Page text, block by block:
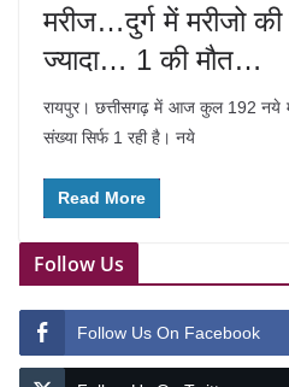
मरीज…दुर्ग में मरीजो
ज्यादा… 1 की मौत…
रायपुर। छत्तीसगढ़ में आज कुल 192 नये
संख्या सिर्फ 1 रही है। नये
Read More
Follow Us
Follow Us On Facebook